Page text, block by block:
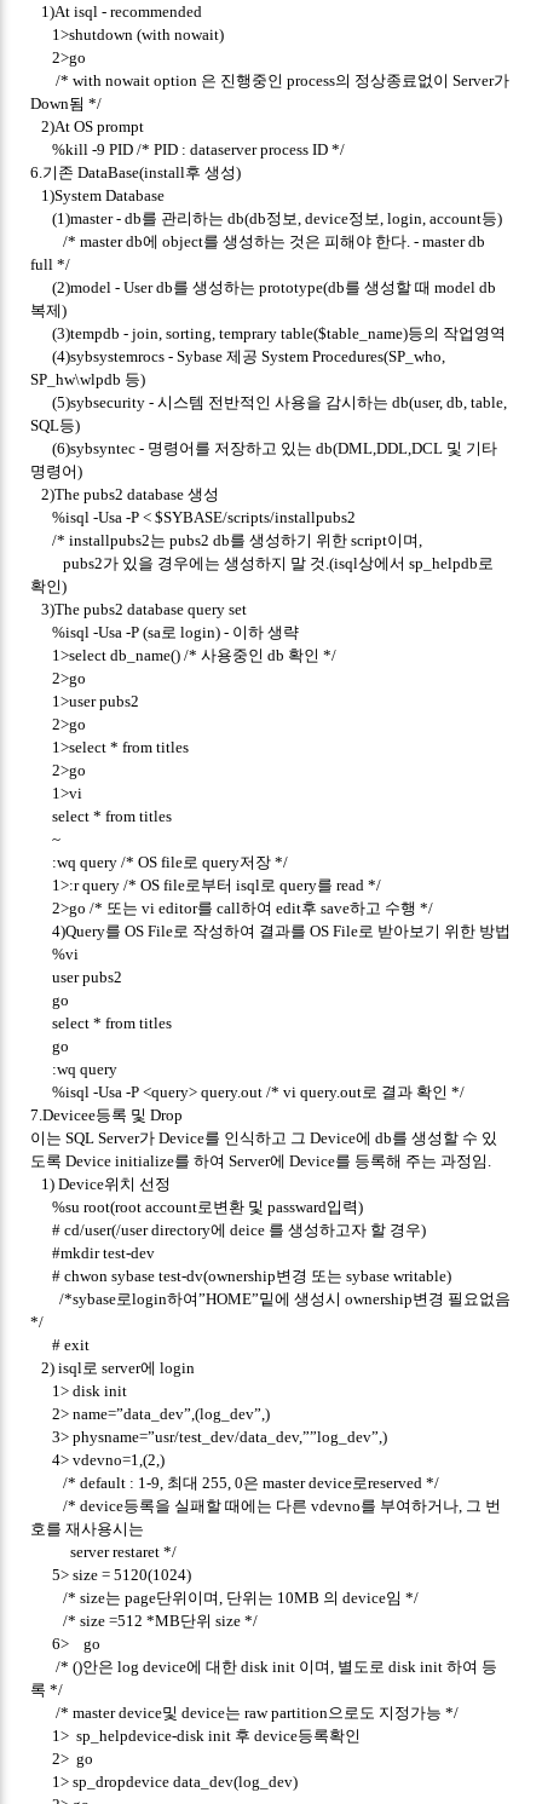
1)At isql - recommended
1>shutdown (with nowait)
2>go
/* with nowait option 은 진행중인 process의 정상종료없이 Server가
Down됨 */
2)At OS prompt
%kill -9 PID /* PID : dataserver process ID */
6.기존 DataBase(install후 생성)
1)System Database
(1)master - db를 관리하는 db(db정보, device정보, login, account등)
/* master db에 object를 생성하는 것은 피해야 한다. - master db
full */
(2)model - User db를 생성하는 prototype(db를 생성할 때 model db
복제)
(3)tempdb - join, sorting, temprary table($table_name)등의 작업영역
(4)sybsystemrocs - Sybase 제공 System Procedures(SP_who,
SP_hw\wlpdb 등)
(5)sybsecurity - 시스템 전반적인 사용을 감시하는 db(user, db, table,
SQL등)
(6)sybsyntec - 명령어를 저장하고 있는 db(DML,DDL,DCL 및 기타
명령어)
2)The pubs2 database 생성
%isql -Usa -P < $SYBASE/scripts/installpubs2
/* installpubs2는 pubs2 db를 생성하기 위한 script이며,
pubs2가 있을 경우에는 생성하지 말 것.(isql상에서 sp_helpdb로
확인)
3)The pubs2 database query set
%isql -Usa -P (sa로 login) - 이하 생략
1>select db_name() /* 사용중인 db 확인 */
2>go
1>user pubs2
2>go
1>select * from titles
2>go
1>vi
select * from titles
~
:wq query /* OS file로 query저장 */
1>:r query /* OS file로부터 isql로 query를 read */
2>go /* 또는 vi editor를 call하여 edit후 save하고 수행 */
4)Query를 OS File로 작성하여 결과를 OS File로 받아보기 위한 방법
%vi
user pubs2
go
select * from titles
go
:wq query
%isql -Usa -P <query> query.out /* vi query.out로 결과 확인 */
7.Devicee등록 및 Drop
이는 SQL Server가 Device를 인식하고 그 Device에 db를 생성할 수 있
도록 Device initialize를 하여 Server에 Device를 등록해 주는 과정임.
1) Device위치 선정
%su root(root account로변환 및 passward입력)
# cd/user(/user directory에 deice 를 생성하고자 할 경우)
#mkdir test-dev
# chwon sybase test-dv(ownership변경 또는 sybase writable)
/*sybase로login하여”HOME”밑에 생성시 ownership변경 필요없음
*/
# exit
2) isql로 server에 login
1> disk init
2> name=”data_dev”,(log_dev”,)
3> physname=”usr/test_dev/data_dev,””log_dev”,)
4> vdevno=1,(2,)
/* default : 1-9, 최대 255, 0은 master device로reserved */
/* device등록을 실패할 때에는 다른 vdevno를 부여하거나, 그 번
호를 재사용시는
server restaret */
5> size = 5120(1024)
/* size는 page단위이며, 단위는 10MB 의 device임 */
/* size =512 *MB단위 size */
6> go
/* ()안은 log device에 대한 disk init 이며, 별도로 disk init 하여 등
록 */
/* master device및 device는 raw partition으로도 지정가능 */
1> sp_helpdevice-disk init 후 device등록확인
2> go
1> sp_dropdevice data_dev(log_dev)